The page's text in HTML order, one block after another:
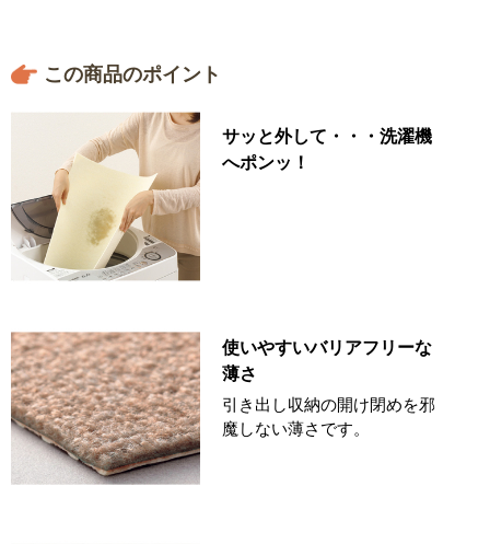
この商品のポイント
サッと外して・・・洗濯機
へポンッ！
使いやすいバリアフリーな
薄さ
引き出し収納の開け閉めを邪
魔しない薄さです。